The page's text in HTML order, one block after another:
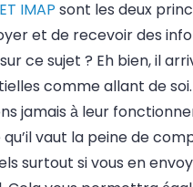
ET IMAP sont les deux
et de recevoir des
sur ce sujet ? Eh bien, il
comme allant de
jamais à leur
qu’il vaut la peine de
surtout si vous en